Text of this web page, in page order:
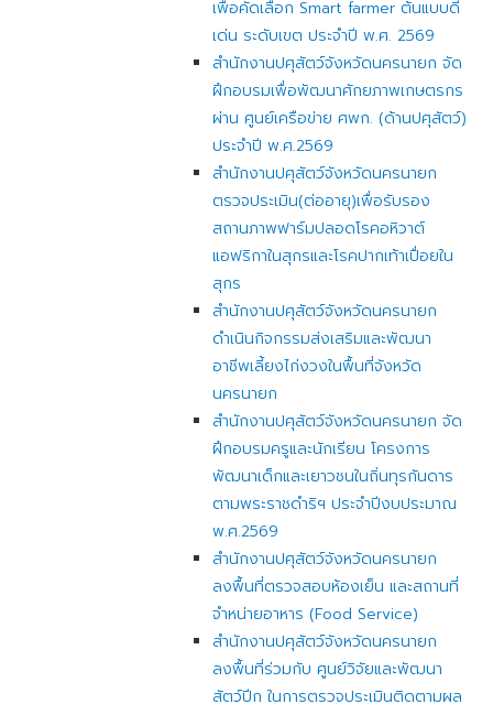
เพื่อคัดเลือก Smart farmer ต้นแบบดี
เด่น ระดับเขต ประจำปี พ.ศ. 2569
สำนักงานปศุสัตว์จังหวัดนครนายก จัด
ฝึกอบรมเพื่อพัฒนาศักยภาพเกษตรกร
ผ่าน ศูนย์เครือข่าย ศพก. (ด้านปศุสัตว์)
ประจำปี พ.ศ.2569
สำนักงานปศุสัตว์จังหวัดนครนายก
ตรวจประเมิน(ต่ออายุ)เพื่อรับรอง
สถานภาพฟาร์มปลอดโรคอหิวาต์
แอฟริกาในสุกรและโรคปากเท้าเปื่อยใน
สุกร
สำนักงานปศุสัตว์จังหวัดนครนายก
ดำเนินกิจกรรมส่งเสริมและพัฒนา
อาชีพเลี้ยงไก่งวงในพื้นที่จังหวัด
นครนายก
สำนักงานปศุสัตว์จังหวัดนครนายก จัด
ฝึกอบรมครูและนักเรียน โครงการ
พัฒนาเด็กและเยาวชนในถิ่นทุรกันดาร
ตามพระราชดำริฯ ประจำปีงบประมาณ
พ.ศ.2569
สำนักงานปศุสัตว์จังหวัดนครนายก
ลงพื้นที่ตรวจสอบห้องเย็น และสถานที่
จำหน่ายอาหาร (Food Service)
สำนักงานปศุสัตว์จังหวัดนครนายก
ลงพื้นที่ร่วมกับ ศูนย์วิจัยและพัฒนา
สัตว์ปีก ในการตรวจประเมินติดตามผล